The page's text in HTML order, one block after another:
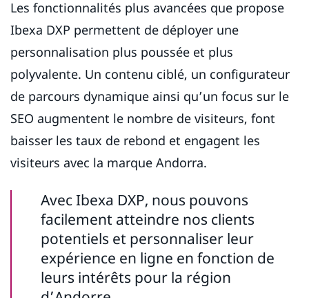
Les fonctionnalités plus avancées que propose
Ibexa DXP permettent de déployer une
personnalisation plus poussée et plus
polyvalente. Un contenu ciblé, un configurateur
de parcours dynamique ainsi qu’un focus sur le
SEO augmentent le nombre de visiteurs, font
baisser les taux de rebond et engagent les
visiteurs avec la marque Andorra.
Avec Ibexa DXP, nous pouvons
facilement atteindre nos clients
potentiels et personnaliser leur
expérience en ligne en fonction de
leurs intérêts pour la région